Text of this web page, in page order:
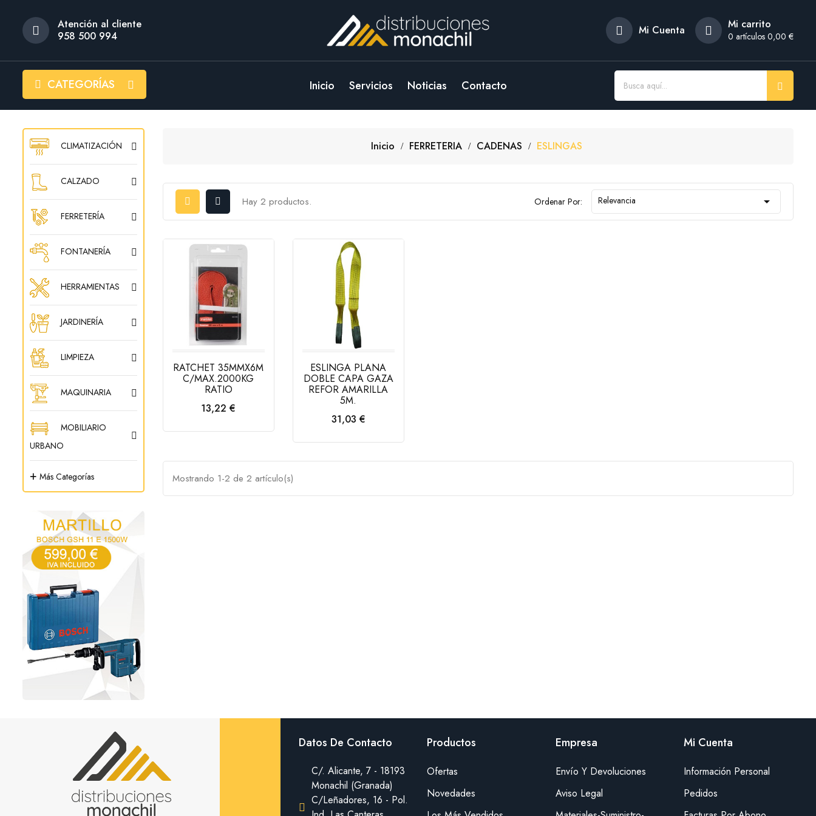
Atención al cliente
958 500 994
Mi Cuenta Mi carrito
0 artículos 0,00 €
CATEGORÍAS Inicio Servicios Noticias Contacto
CLIMATIZACIÓN
CALZADO
FERRETERÍA
FONTANERÍA
HERRAMIENTAS
JARDINERÍA
LIMPIEZA
MAQUINARIA
MOBILIARIO
URBANO
+ Más Categorías
Inicio FERRETERIA CADENAS ESLINGAS
Hay 2 productos. Ordenar Por: Relevancia 
RATCHET 35MMX6M
C/MAX.2000KG
RATIO
Precio
13,22 €
CARRITO
ESLINGA PLANA
DOBLE CAPA GAZA
REFOR AMARILLA
5M.
Precio
31,03 €
CARRITO
Mostrando 1-2 de 2 artículo(s)
Datos De Contacto
C/. Alicante, 7 - 18193
Monachil (Granada)
C/Leñadores, 16 - Pol.
Productos
Ofertas
Novedades
Empresa
Envío Y Devoluciones
Aviso Legal
Mi Cuenta
Información Personal
Pedidos